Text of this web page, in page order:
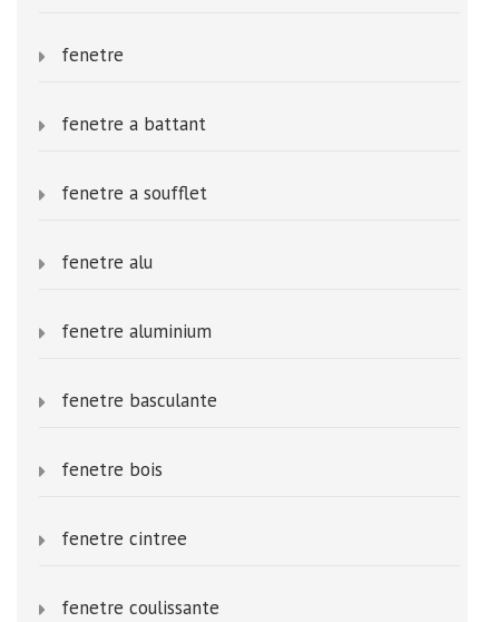
fenetre
fenetre a battant
fenetre a soufflet
fenetre alu
fenetre aluminium
fenetre basculante
fenetre bois
fenetre cintree
fenetre coulissante